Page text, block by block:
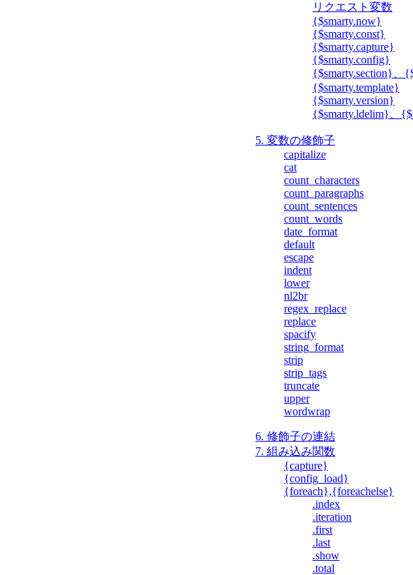
リクエスト変数
{$smarty.now}
{$smarty.const}
{$smarty.capture}
{$smarty.config}
{$smarty.section}、
{$smarty.template}
{$smarty.version}
{$smarty.ldelim}、
5. 変数の修飾子
capitalize
cat
count_characters
count_paragraphs
count_sentences
count_words
date_format
default
escape
indent
lower
nl2br
regex_replace
replace
spacify
string_format
strip
strip_tags
truncate
upper
wordwrap
6. 修飾子の連結
7. 組み込み関数
{capture}
{config_load}
{foreach},{foreachelse}
.index
.iteration
.first
.last
.show
.total